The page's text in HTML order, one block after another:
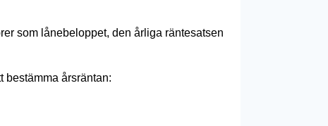
som lånebeloppet, den årliga räntesatsen
bestämma årsräntan: